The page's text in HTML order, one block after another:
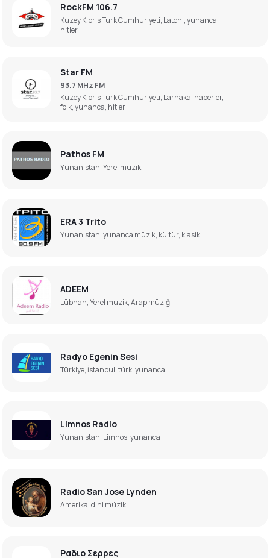
RockFM 106.7
Kuzey Kıbrıs Türk Cumhuriyeti, Latchi, yunanca,
hitler
Star FM
93.7 MHz FM
Kuzey Kıbrıs Türk Cumhuriyeti, Larnaka, haberler,
folk, yunanca, hitler
Pathos FM
Yunanistan, Yerel müzik
ERA 3 Trito
Yunanistan, yunanca müzik, kültür, klasik
ADEEM
Lübnan, Yerel müzik, Arap müziği
Radyo Egenin Sesi
Türkiye, İstanbul, türk, yunanca
Limnos Radio
Yunanistan, Limnos, yunanca
Radio San Jose Lynden
Amerika, dini müzik
Ραδιο Σερρες